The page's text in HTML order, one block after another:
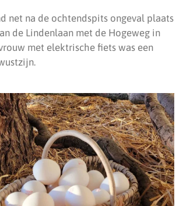
net na de ochtendspits ongeval plaats
de Lindenlaan met de Hogeweg in
met elektrische fiets was een